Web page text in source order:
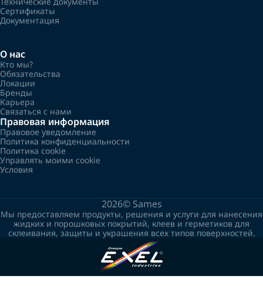
Сертификаты
Документация
О нас
Кто мы?
Обязательства
Локации
Бренды
Карьера
Связаться с нами
Правовая информация
Правовое уведомление
Политика конфиденциальности
Политика cookie
Управлять моими cookie
Условия
2026© Sames
Мы предоставляем продукты, решения и услуги для нанесения
жидких и порошковых покрытий, клеев и герметиков для
склеивания, защиты и украшения всех типов поверхностей.